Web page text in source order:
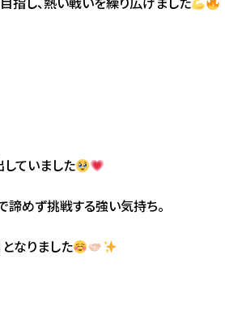
ていました
諦めず挑戦する強い気持ち。
なりました